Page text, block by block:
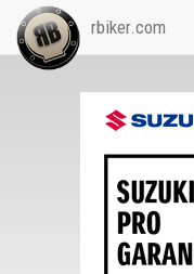
rbiker.com